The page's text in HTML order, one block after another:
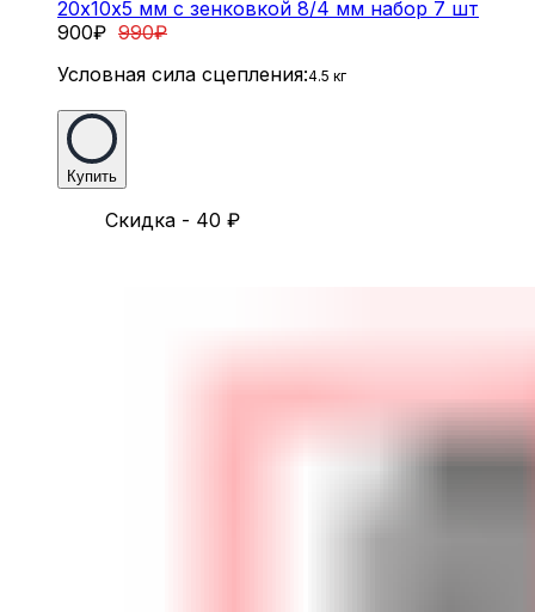
20х10х5 мм с зенковкой 8/4 мм набор 7 шт
900₽ 990₽
Условная сила сцепления:4.5 кг
Купить
Скидка - 40 ₽